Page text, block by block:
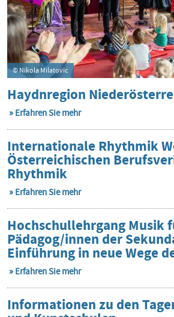
© Nikola Milatovic
Haydnregion
Erfahren Sie mehr
Internationale Rhythmik
Österreichischen
Rhythmik
Erfahren Sie mehr
Hochschullehrgang Musik
Pädagog/innen der
Einführung in neue Wege
Erfahren Sie mehr
Informationen zu den